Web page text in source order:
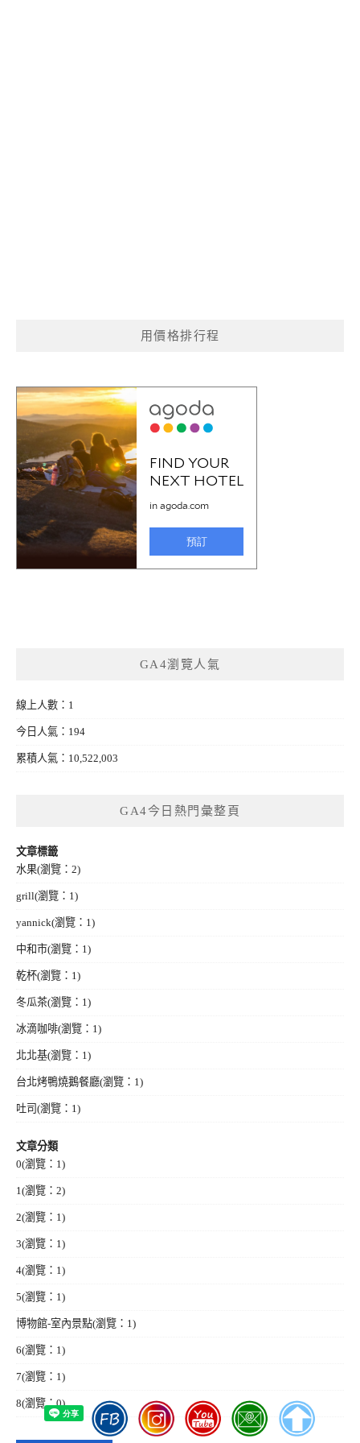
用價格排行程
GA4瀏覽人氣
線上人數：1
今日人氣：194
累積人氣：10,522,003
GA4今日熱門彙整頁
文章標籤
水果(瀏覽：2)
grill(瀏覽：1)
yannick(瀏覽：1)
中和市(瀏覽：1)
乾杯(瀏覽：1)
冬瓜茶(瀏覽：1)
冰滴咖啡(瀏覽：1)
北北基(瀏覽：1)
台北烤鴨燒鵝餐廳(瀏覽：1)
吐司 (瀏覽：1)
文章分類
0(瀏覽：1)
1 (瀏覽：2)
2(瀏覽：1)
3(瀏覽：1)
4(瀏覽：1)
5(瀏覽：1)
博物館-室內景點(瀏覽：1)
6(瀏覽：1)
7(瀏覽：1)
8(瀏覽：0)